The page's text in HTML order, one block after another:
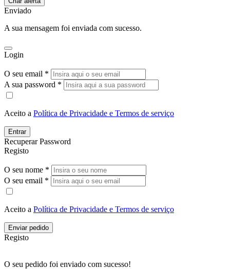
Enviado
A sua mensagem foi enviada com sucesso.
Login
O seu email *
A sua password *
Aceito a Política de Privacidade e Termos de serviço
Entrar
Recuperar Password
Registo
O seu nome *
O seu email *
Aceito a Política de Privacidade e Termos de serviço
Enviar pedido
Registo
O seu pedido foi enviado com sucesso!